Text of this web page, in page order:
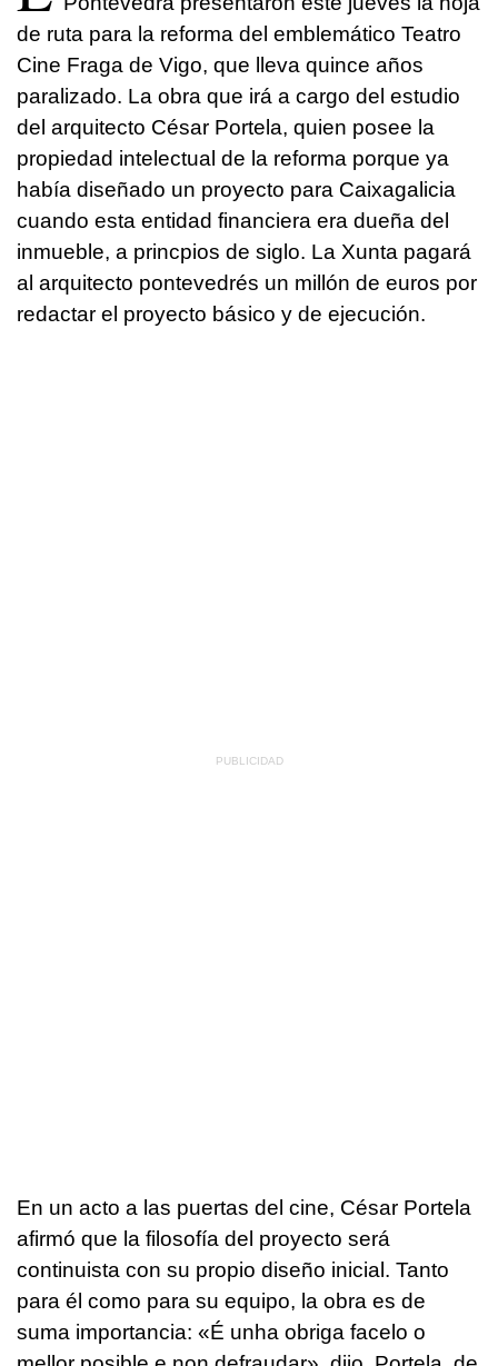
de ruta para la reforma del emblemático Teatro
Cine Fraga de Vigo, que lleva quince años
paralizado. La obra que irá a cargo del estudio
del arquitecto César Portela, quien posee la
propiedad intelectual de la reforma porque ya
había diseñado un proyecto para Caixagalicia
cuando esta entidad financiera era dueña del
inmueble, a princpios de siglo. La Xunta pagará
al arquitecto pontevedrés un millón de euros por
redactar el proyecto básico y de ejecución.
En un acto a las puertas del cine, César Portela
afirmó que la filosofía del proyecto será
continuista con su propio diseño inicial. Tanto
para él como para su equipo, la obra es de
suma importancia: «É unha obriga facelo o